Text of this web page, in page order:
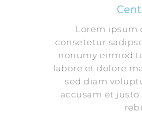
Lorem ipsum
consetetur
nonumy eirmod
labore et dolore
sed diam
accusam et justo